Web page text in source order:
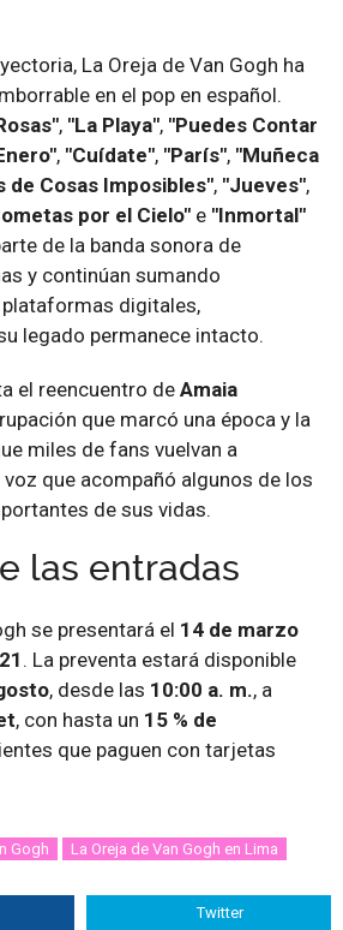
La Oreja de Van Gogh ha
en el pop en español.
, "La Playa", "Puedes Contar
, "Cuídate", "París", "Muñeca
de Cosas Imposibles", "Jueves",
por el Cielo" e "Inmortal"
de la banda sonora de
y continúan sumando
digitales,
legado permanece intacto.
el reencuentro de Amaia
que marcó una época y la
miles de fans vuelvan a
que acompañó algunos de los
de sus vidas.
las entradas
se presentará el 14 de marzo
. La preventa estará disponible
, desde las 10:00 a. m., a
, con hasta un 15 % de
que paguen con tarjetas
Gogh La Oreja de Van Gogh en Lima
Twitter